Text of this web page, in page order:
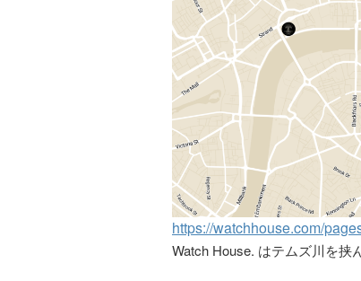
https://watchhouse.com/
Watch House. はテムズ川を挟